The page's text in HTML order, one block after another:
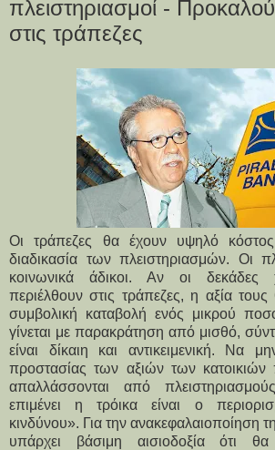
πλειστηριασμοί -
στις τράπεζες
Οι τράπεζες θα έχουν υψηλό
διαδικασία των πλειστηριασμών. Οι
κοινωνικά άδικοι. Αν οι δεκάδες
περιέλθουν στις τράπεζες, η αξία τους
συμβολική καταβολή ενός μικρού
γίνεται με παρακράτηση από μισθό,
είναι δίκαιη και αντικειμενική. Να
προστασίας των αξιών των
απαλλάσσονται από
επιμένει η τρόικα είναι ο
κινδύνου». Για την ανακεφαλαιοποίηση
υπάρχει βάσιμη αισιοδοξία ότι